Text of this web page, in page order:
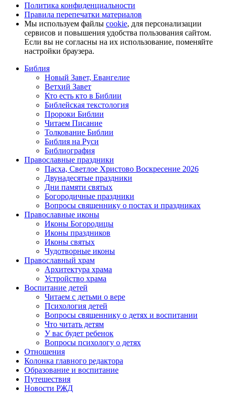
Политика конфиденциальности
Правила перепечатки материалов
Мы используем файлы cookie, для персонализации
сервисов и повышения удобства пользования сайтом.
Если вы не согласны на их использование, поменяйте
настройки браузера.
Библия
Новый Завет, Евангелие
Ветхий Завет
Кто есть кто в Библии
Библейская текстология
Пророки Библии
Читаем Писание
Толкование Библии
Библия на Руси
Библиография
Православные праздники
Пасха, Светлое Христово Воскресение 2026
Двунадесятые праздники
Дни памяти святых
Богородичные праздники
Вопросы священнику о постах и праздниках
Православные иконы
Иконы Богородицы
Иконы праздников
Иконы святых
Чудотворные иконы
Православный храм
Архитектура храма
Устройство храма
Воспитание детей
Читаем с детьми о вере
Психология детей
Вопросы священнику о детях и воспитании
Что читать детям
У вас будет ребенок
Вопросы психологу о детях
Отношения
Колонка главного редактора
Образование и воспитание
Путешествия
Новости РЖД